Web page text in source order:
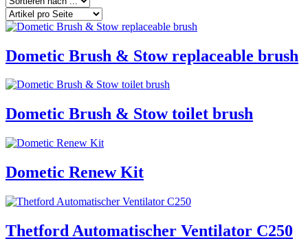
Dometic Brush & Stow replaceable brush
Dometic Brush & Stow toilet brush
Dometic Renew Kit
Thetford Automatischer Ventilator C250